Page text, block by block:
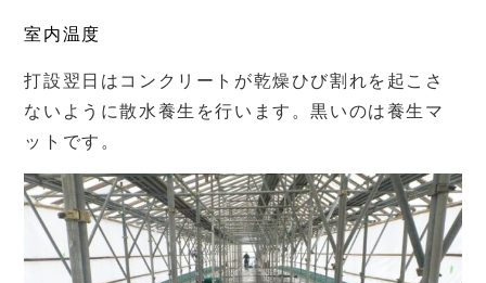
室内温度
打設翌日はコンクリートが乾燥ひび割れを起こさ
ないように散水養生を行います。黒いのは養生マ
ットです。